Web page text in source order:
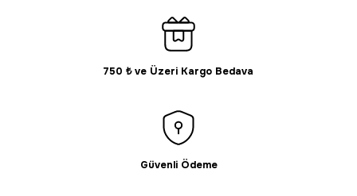
Gönder
750 ₺ ve Üzeri Kargo Bedava
Güvenli Ödeme